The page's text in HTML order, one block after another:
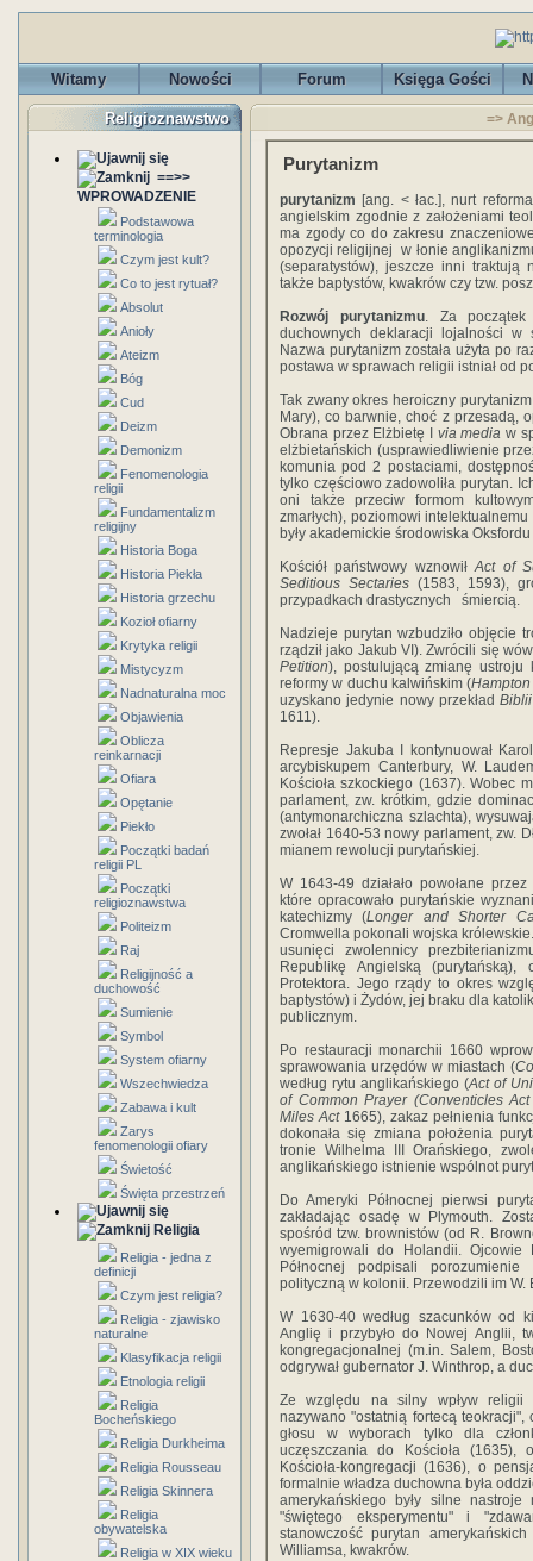
Witamy Nowości Forum Księga Gości
Religioznawstwo
==>>
WPROWADZENIE
Podstawowa
terminologia
Czym jest kult?
Co to jest rytuał?
Absolut
Anioły
Ateizm
Bóg
Cud
Deizm
Demonizm
Fenomenologia
religii
Fundamentalizm
religijny
Historia Boga
Historia Piekła
Historia grzechu
Kozioł ofiarny
Krytyka religii
Mistycyzm
Nadnaturalna moc
Objawienia
Oblicza
reinkarnacji
Ofiara
Opętanie
Piekło
Początki badań
religii PL
Początki
religioznawstwa
Politeizm
Raj
Religijność a
duchowość
Sumienie
Symbol
System ofiarny
Wszechwiedza
Zabawa i kult
Zarys
fenomenologii ofiary
Świetość
Święta przestrzeń
Religia
Religia - jedna z
definicji
Czym jest religia?
Religia - zjawisko
naturalne
Klasyfikacja religii
Etnologia religii
Religia
Bocheńskiego
Religia Durkheima
Religia Rousseau
Religia Skinnera
Religia
obywatelska
Religia w XIX wieku
=>
Purytanizm
purytanizm [ang. < łac.], nurt
angielskim zgodnie z założeniami
ma zgody co do zakresu
opozycji religijnej w łonie
(separatystów), jeszcze inni traktują
także baptystów, kwakrów czy tzw.
Rozwój purytanizmu. Za początek
duchownych deklaracji lojalności w
Nazwa purytanizm została użyta po
postawa w sprawach religii istniał od
Tak zwany okres heroiczny
Mary), co barwnie, choć z przesadą,
Obrana przez Elżbietę I via media w
elżbietańskich (usprawiedliwienie
komunia pod 2 postaciami,
tylko częściowo zadowoliła purytan.
oni także przeciw formom
zmarłych), poziomowi
były akademickie środowiska
Kościół państwowy wznowiłAct of
Seditious Sectaries (1583, 1593),
przypadkach drastycznych śmiercią.
Nadzieje purytan wzbudziło objęcie
rządził jako Jakub VI). Zwrócili się
Petition), postulującą zmianę ustroju
reformy w duchu kalwińskim (
uzyskano jedynie nowy przekład Biblii
1611).
Represje Jakuba I kontynuował
arcybiskupem Canterbury, W.
Kościoła szkockiego (1637). Wobec
parlament, zw. krótkim, gdzie
(antymonarchiczna szlachta),
zwołał 1640-53 nowy parlament, zw.
mianem rewolucji purytańskiej.
W 1643-49 działało powołane
które opracowało purytańskie
katechizmy (Longer and Shorter
Cromwella pokonali wojska
usunięci zwolennicy
Republikę Angielską
Protektora. Jego rządy to okres
baptystów) i Żydów, jej braku dla
publicznym.
Po restauracji monarchii 1660
sprawowania urzędów w miastach (
według rytu anglikańskiego (Act of
of Common Prayer (Conventicles Act
Miles Act 1665), zakaz pełnienia
dokonała się zmiana położenia
tronie Wilhelma III Orańskiego,
anglikańskiego istnienie wspólnot
Do Ameryki Północnej pierwsi
zakładając osadę w Plymouth.
spośród tzw. brownistów (od R.
wyemigrowali do Holandii.
Północnej podpisali porozumienie
polityczną w kolonii. Przewodzili im W.
W 1630-40 według szacunków od
Anglię i przybyło do Nowej Anglii,
kongregacjonalnej (m.in. Salem,
odgrywał gubernator J. Winthrop, a
Ze względu na silny wpływ religii
nazywano "ostatnią fortecą
głosu w wyborach tylko dla
uczęszczania do Kościoła (1635),
Kościoła-kongregacji (1636), o
formalnie władza duchowna była
amerykańskiego były silne
"świętego eksperymentu" i
stanowczość purytan
Williamsa, kwakrów.